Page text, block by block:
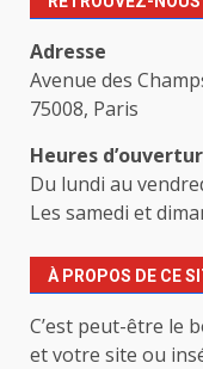
Adresse
Avenue des
75008, Paris
Heures
Du lundi au
Les samedi et
À PROPOS DE CE
C’est peut-être le
et votre site ou